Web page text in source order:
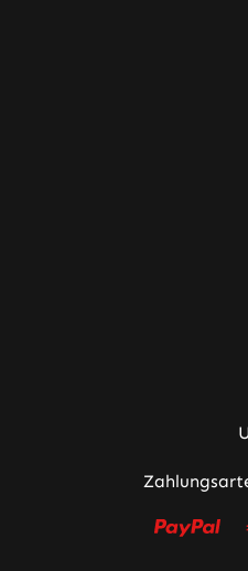
Tab (externer Link)